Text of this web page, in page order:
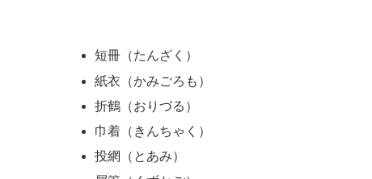
短冊（たんざく）
紙衣（かみごろも）
折鶴（おりづる）
巾着（きんちゃく）
投網（とあみ）